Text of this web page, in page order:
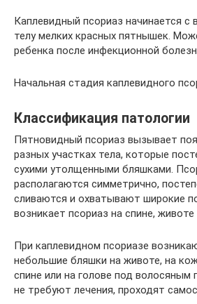
Каплевидный псориаз начинается с
телу мелких красных пятнышек.
ребенка после инфекционной
Начальная стадия каплевидного
Классификация патологии
Пятновидный псориаз вызывает
разных участках тела, которые
сухими утолщенными бляшками.
располагаются симметрично,
сливаются и охватывают широкие
возникает псориаз на спине, животе
При каплевидном псориазе
небольшие бляшки на животе, на
спине или на голове под волосяным
не требуют лечения, проходят